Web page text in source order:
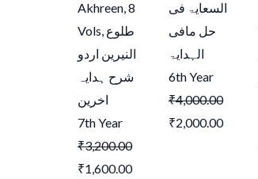
Akhreen, 8
Vols, طلوع
النیرین اردو
شرح ہدایہ
اخرین
7th Year
₹3,200.00
₹1,600.00
السعایۃ فی
حل مافی
الہدایۃ
6th Year
₹4,000.00
₹2,000.00